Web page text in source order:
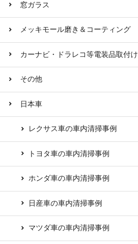
窓ガラス
メッキモール磨き＆コーティング
カーナビ・ドラレコ等電装品取付け
その他
日本車
レクサス車の車内清掃事例
トヨタ車の車内清掃事例
ホンダ車の車内清掃事例
日産車の車内清掃事例
マツダ車の車内清掃事例